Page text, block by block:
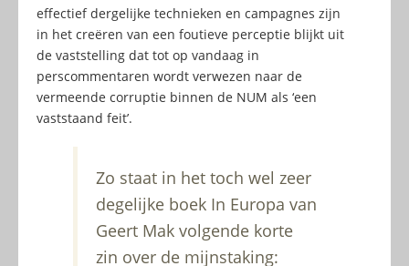
effectief dergelijke technieken en campagnes zijn
in het creëren van een foutieve perceptie blijkt uit
de vaststelling dat tot op vandaag in
perscommentaren wordt verwezen naar de
vermeende corruptie binnen de NUM als ‘een
vaststaand feit’.
Zo staat in het toch wel zeer
degelijke boek In Europa van
Geert Mak volgende korte
zin over de mijnstaking: